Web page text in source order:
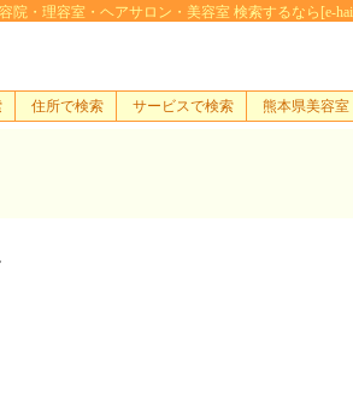
院・理容室・ヘアサロン・美容室 検索するなら[e-
住所で検索 サービスで検索 熊本県美容室